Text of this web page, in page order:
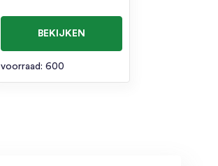
BEKIJKEN
voorraad: 600